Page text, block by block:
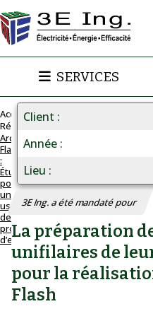
SERVICES
Accueil
Réalisations
Arc
Flash
:
Étude
pour
une
usine
de
production
d’engrais
ARC
FLASH
Étude
pour
une
usine
de
production
d’engrais
Client
Année
Lieu
3E Ing. a été mandaté pour
La préparation
unifilaires de
pour la
Flash